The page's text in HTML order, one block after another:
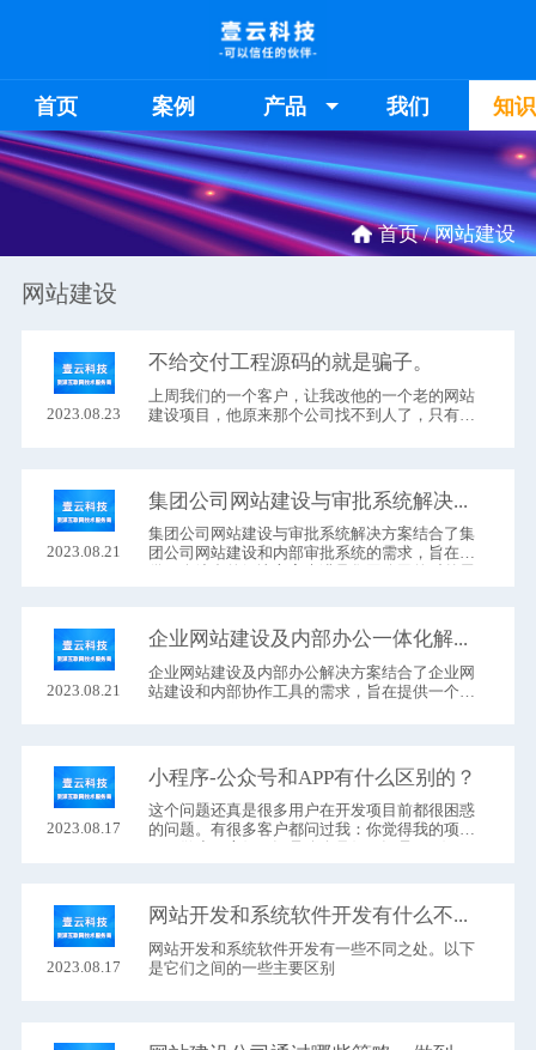
首页 案例 产品 我们 知
首页 /网站建设
网站建设
2023.08.23
不给交付工程源码的就是骗子。
上周我们的一个客户，让我改他的一个老的网站
建设项目，他原来那个公司找不到人了，只有源
2023.08.21
集团公司网站建设​与审批系统解决方案结合了集
团公司网站建设和内部审批系统的需求，旨在提
2023.08.21
企业网站建设​及内部办公解决方案结合了企业网
站建设和内部协作工具的需求，旨在提供一个综
2023.08.17
小程序-公众号和APP有什么区别的？
这个问题还真是很多用户在开发项目前都很困惑
的问题。有很多客户都问过我：你觉得我的项
2023.08.17
网站开发​和系统软件开发有一些不同之处。以下
是它们之间的一些主要区别